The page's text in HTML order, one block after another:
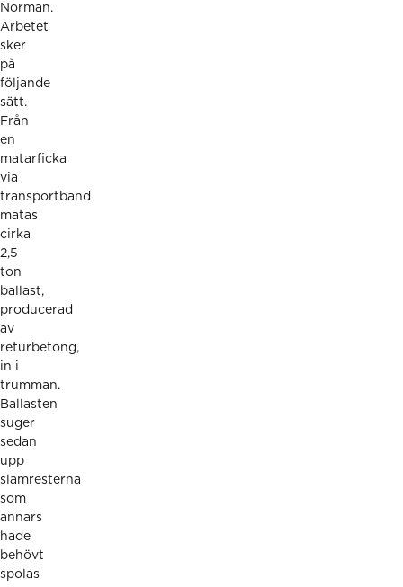
Norman.
Arbetet
sker
på
följande
sätt.
Från
en
matarficka
via
transportband
matas
cirka
2,5
ton
ballast,
producerad
av
returbetong,
in i
trumman.
Ballasten
suger
sedan
upp
slamresterna
som
annars
hade
behövt
spolas